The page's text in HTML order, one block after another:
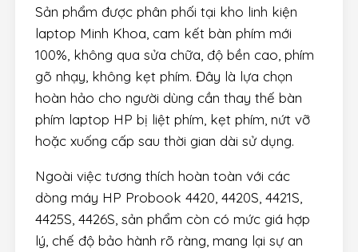
Sản phẩm được phân phối tại kho linh kiện
laptop Minh Khoa, cam kết bàn phím mới
100%, không qua sửa chữa, độ bền cao, phím
gõ nhạy, không kẹt phím. Đây là lựa chọn
hoàn hảo cho người dùng cần thay thế bàn
phím laptop HP bị liệt phím, kẹt phím, nứt vỡ
hoặc xuống cấp sau thời gian dài sử dụng.
Ngoài việc tương thích hoàn toàn với các
dòng máy HP Probook 4420, 4420S, 4421S,
4425S, 4426S, sản phẩm còn có mức giá hợp
lý, chế độ bảo hành rõ ràng, mang lại sự an